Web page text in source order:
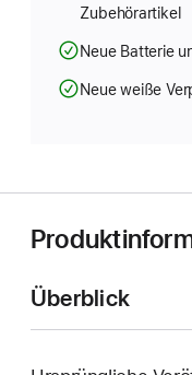
Zubehörartikel
Neue Batterie
Neue weiße
Überblick